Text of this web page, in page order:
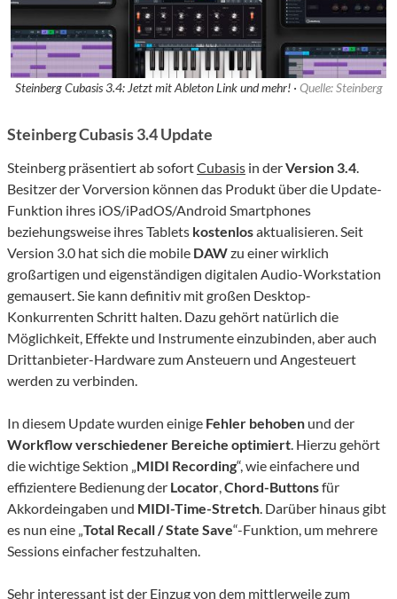
Steinberg Cubasis 3.4: Jetzt mit Ableton Link und mehr! · Quelle: Steinberg
Steinberg Cubasis 3.4 Update
Steinberg präsentiert ab sofortCubasis in derVersion 3.4.
Besitzer der Vorversion können das Produkt über die Update-
Funktion ihres iOS/iPadOS/Android Smartphones
beziehungsweise ihres Tablets kostenlosaktualisieren. Seit
Version 3.0 hat sich die mobile DAWzu einer wirklich
großartigen und eigenständigen digitalen Audio-Workstation
gemausert. Sie kann definitiv mit großen Desktop-
Konkurrenten Schritt halten. Dazu gehört natürlich die
Möglichkeit, Effekte und Instrumente einzubinden, aber auch
Drittanbieter-Hardware zum Ansteuern und Angesteuert
werden zu verbinden.
In diesem Update wurden einige Fehler behoben und der
Workflow verschiedener Bereiche optimiert. Hierzu gehört
die wichtige Sektion „MIDI Recording“, wie einfachere und
effizientere Bedienung der Locator,Chord-Buttonsfür
Akkordeingaben und MIDI-Time-Stretch. Darüber hinaus gibt
es nun eine „Total Recall / State Save“-Funktion, um mehrere
Sessions einfacher festzuhalten.
Sehr interessant ist der Einzug von dem mittlerweile zum